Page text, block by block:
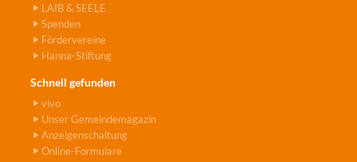
LAIB & SEELE
Spenden
Fördervereine
Hanna-Stiftung
Schnell gefunden
vivo
Unser Gemeindemagazin
Anzeigenschaltung
Online-Formulare